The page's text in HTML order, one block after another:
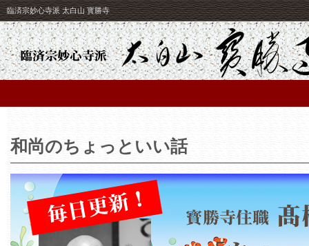
臨済宗妙心寺派 太白山 寳勝寺
和尚のちょっといい話